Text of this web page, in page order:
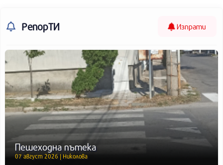
РепорТИ Изпрати
Пешеходна пътека
07 август 2026 | Николова